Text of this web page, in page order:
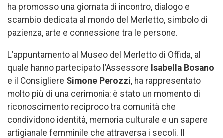
ha promosso una giornata di incontro, dialogo e
scambio dedicata al mondo del Merletto, simbolo di
pazienza, arte e connessione tra le persone.
L’appuntamento al Museo del Merletto di Offida, al
quale hanno partecipato l’Assessore Isabella Bosano
e il Consigliere Simone Perozzi, ha rappresentato
molto più di una cerimonia: è stato un momento di
riconoscimento reciproco tra comunità che
condividono identità, memoria culturale e un sapere
artigianale femminile che attraversa i secoli. Il